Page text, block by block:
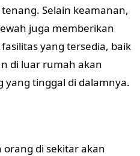
Selain keamanan,
juga memberikan
yang tersedia, baik
di luar rumah akan
tinggal di dalamnya.
orang di sekitar akan